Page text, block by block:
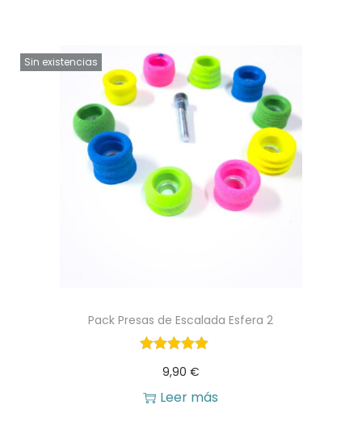
Sin existencias
Pack Presas de Escalada Esfera 2
9,90 €
Leer más